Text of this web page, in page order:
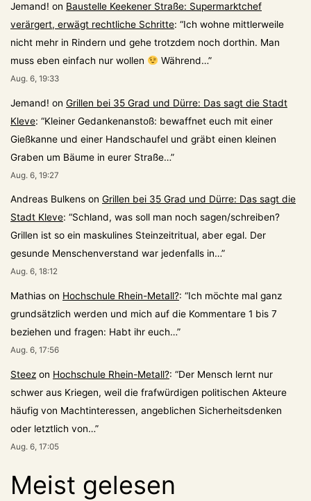
Jemand! on Baustelle Keekener Straße: Supermarktchef
verärgert, erwägt rechtliche Schritte: “Ich wohne mittlerweile
nicht mehr in Rindern und gehe trotzdem noch dorthin. Man
muss eben einfach nur wollen
Während…”
Aug. 6, 19:33
Jemand! on Grillen bei 35 Grad und Dürre: Das sagt die Stadt
Kleve: “Kleiner Gedankenanstoß: bewaffnet euch mit einer
Gießkanne und einer Handschaufel und gräbt einen kleinen
Graben um Bäume in eurer Straße…”
Aug. 6, 19:27
Andreas Bulkens on Grillen bei 35 Grad und Dürre: Das sagt die
Stadt Kleve: “Schland, was soll man noch sagen/schreiben?
Grillen ist so ein maskulines Steinzeitritual, aber egal. Der
gesunde Menschenverstand war jedenfalls in…”
Aug. 6, 18:12
Mathias on Hochschule Rhein-Metall?: “Ich möchte mal ganz
grundsätzlich werden und mich auf die Kommentare 1 bis 7
beziehen und fragen: Habt ihr euch…”
Aug. 6, 17:56
Steez on Hochschule Rhein-Metall?: “Der Mensch lernt nur
schwer aus Kriegen, weil die frafwürdigen politischen Akteure
häufig von Machtinteressen, angeblichen Sicherheitsdenken
oder letztlich von…”
Aug. 6, 17:05
Meist gelesen